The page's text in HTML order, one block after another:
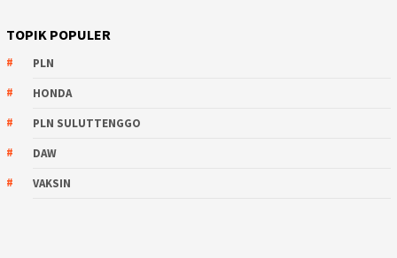
TOPIK POPULER
PLN
HONDA
PLN SULUTTENGGO
DAW
VAKSIN